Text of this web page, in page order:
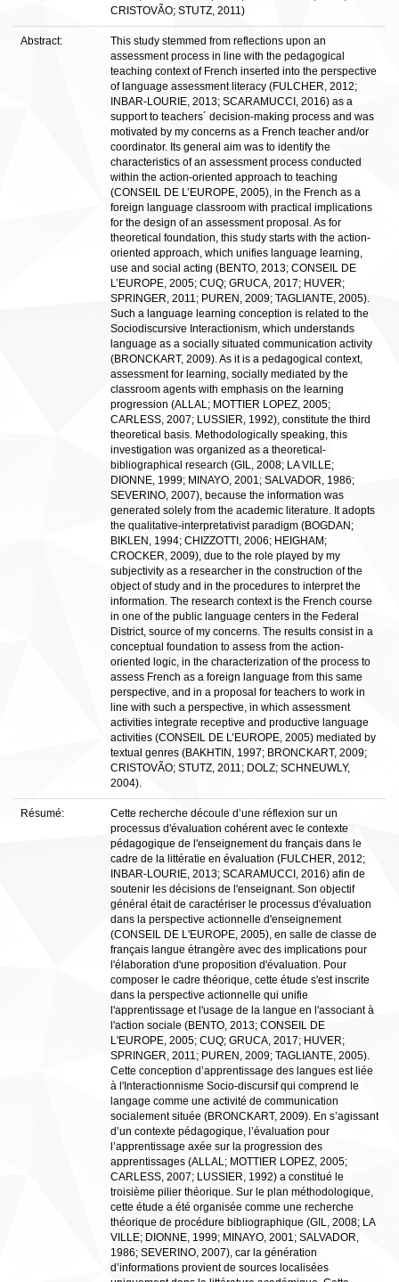
CRISTOVÃO; STUTZ, 2011)
Abstract:
This study stemmed from reflections upon an
assessment process in line with the pedagogical
teaching context of French inserted into the perspective
of language assessment literacy (FULCHER, 2012;
INBAR-LOURIE, 2013; SCARAMUCCI, 2016) as a
support to teachers´ decision-making process and was
motivated by my concerns as a French teacher and/or
coordinator. Its general aim was to identify the
characteristics of an assessment process conducted
within the action-oriented approach to teaching
(CONSEIL DE L’EUROPE, 2005), in the French as a
foreign language classroom with practical implications
for the design of an assessment proposal. As for
theoretical foundation, this study starts with the action-
oriented approach, which unifies language learning,
use and social acting (BENTO, 2013; CONSEIL DE
L’EUROPE, 2005; CUQ; GRUCA, 2017; HUVER;
SPRINGER, 2011; PUREN, 2009; TAGLIANTE, 2005).
Such a language learning conception is related to the
Sociodiscursive Interactionism, which understands
language as a socially situated communication activity
(BRONCKART, 2009). As it is a pedagogical context,
assessment for learning, socially mediated by the
classroom agents with emphasis on the learning
progression (ALLAL; MOTTIER LOPEZ, 2005;
CARLESS, 2007; LUSSIER, 1992), constitute the third
theoretical basis. Methodologically speaking, this
investigation was organized as a theoretical-
bibliographical research (GIL, 2008; LA VILLE;
DIONNE, 1999; MINAYO, 2001; SALVADOR, 1986;
SEVERINO, 2007), because the information was
generated solely from the academic literature. It adopts
the qualitative-interpretativist paradigm (BOGDAN;
BIKLEN, 1994; CHIZZOTTI, 2006; HEIGHAM;
CROCKER, 2009), due to the role played by my
subjectivity as a researcher in the construction of the
object of study and in the procedures to interpret the
information. The research context is the French course
in one of the public language centers in the Federal
District, source of my concerns. The results consist in a
conceptual foundation to assess from the action-
oriented logic, in the characterization of the process to
assess French as a foreign language from this same
perspective, and in a proposal for teachers to work in
line with such a perspective, in which assessment
activities integrate receptive and productive language
activities (CONSEIL DE L’EUROPE, 2005) mediated by
textual genres (BAKHTIN, 1997; BRONCKART, 2009;
CRISTOVÃO; STUTZ, 2011; DOLZ; SCHNEUWLY,
2004).
Résumé:
Cette recherche découle d’une réflexion sur un
processus d'évaluation cohérent avec le contexte
pédagogique de l'enseignement du français dans le
cadre de la littératie en évaluation (FULCHER, 2012;
INBAR-LOURIE, 2013; SCARAMUCCI, 2016) afin de
soutenir les décisions de l'enseignant. Son objectif
général était de caractériser le processus d'évaluation
dans la perspective actionnelle d'enseignement
(CONSEIL DE L'EUROPE, 2005), en salle de classe de
français langue étrangère avec des implications pour
l'élaboration d'une proposition d'évaluation. Pour
composer le cadre théorique, cette étude s'est inscrite
dans la perspective actionnelle qui unifie
l'apprentissage et l'usage de la langue en l'associant à
l'action sociale (BENTO, 2013; CONSEIL DE
L'EUROPE, 2005; CUQ; GRUCA, 2017; HUVER;
SPRINGER, 2011; PUREN, 2009; TAGLIANTE, 2005).
Cette conception d’apprentissage des langues est liée
à l'Interactionnisme Socio-discursif qui comprend le
langage comme une activité de communication
socialement située (BRONCKART, 2009). En s’agissant
d’un contexte pédagogique, l’évaluation pour
l’apprentissage axée sur la progression des
apprentissages (ALLAL; MOTTIER LOPEZ, 2005;
CARLESS, 2007; LUSSIER, 1992) a constitué le
troisième pilier théorique. Sur le plan méthodologique,
cette étude a été organisée comme une recherche
théorique de procédure bibliographique (GIL, 2008; LA
VILLE; DIONNE, 1999; MINAYO, 2001; SALVADOR,
1986; SEVERINO, 2007), car la génération
d’informations provient de sources localisées